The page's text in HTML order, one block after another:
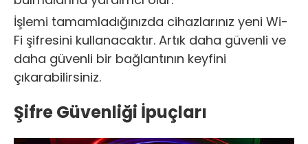
İşlemi tamamladığınızda cihazlarınız yeni Wi-
Fi şifresini kullanacaktır. Artık daha güvenli ve
daha güvenli bir bağlantının keyfini
çıkarabilirsiniz.
Şifre Güvenliği İpuçları